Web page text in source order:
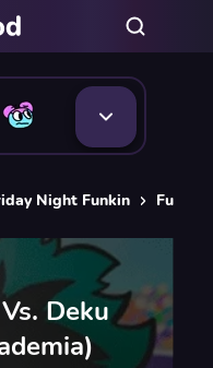
Night Funkin Funk's
Deku